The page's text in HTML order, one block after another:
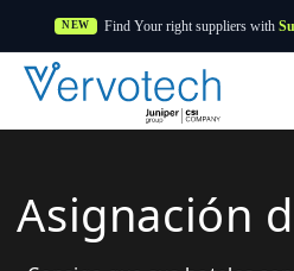
NEW Find Your right suppliers with
Asignación
Características